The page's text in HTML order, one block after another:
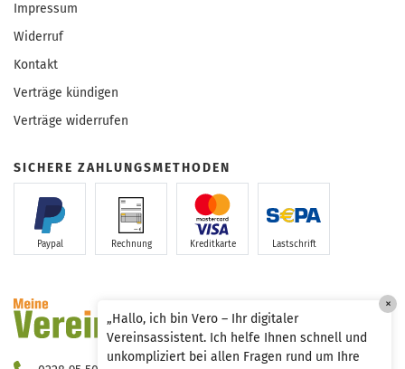
Impressum
Widerruf
Kontakt
Verträge kündigen
Verträge widerrufen
SICHERE ZAHLUNGSMETHODEN
Paypal Rechnung Kreditkarte Lastschrift
„Hallo, ich bin Vero – Ihr digitaler
Vereinsassistent. Ich helfe Ihnen schnell und
unkompliziert bei allen Fragen rund um Ihre
×